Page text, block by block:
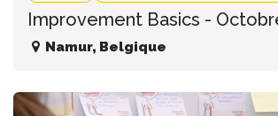
Improvement Basics -
Namur, Belgique